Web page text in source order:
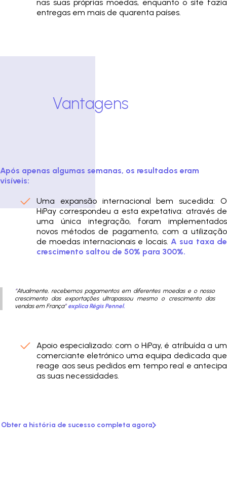
nas suas próprias moedas, enquanto o site fazia
entregas em mais de quarenta países.
Vantagens
Após apenas algumas semanas, os resultados eram
visíveis:
Uma expansão internacional bem sucedida: O
HiPay correspondeu a esta expetativa: através de
uma única integração, foram implementados
novos métodos de pagamento, com a utilização
de moedas internacionais e locais. A sua taxa de
crescimento saltou de 50% para 300%.
“Atualmente, recebemos pagamentos em diferentes moedas e o nosso
crescimento das exportações ultrapassou mesmo o crescimento das
vendas em França” explica Régis Pennel.
Apoio especializado: com o HiPay, é atribuída a um
comerciante eletrónico uma equipa dedicada que
reage aos seus pedidos em tempo real e antecipa
as suas necessidades.
Obter a história de sucesso completa agora